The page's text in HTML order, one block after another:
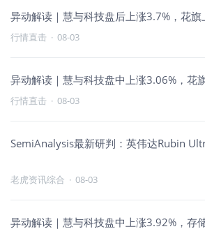
异动解读｜慧与科技盘后上涨3.7%，花
行情直击 · 08-03
异动解读｜慧与科技盘中上涨3.06%，花
行情直击 · 08-03
SemiAnalysis最新研判：英伟达Rubin
老虎资讯综合 · 08-03
异动解读｜慧与科技盘中上涨3.92%，存